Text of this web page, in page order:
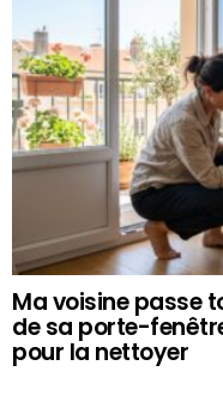
Ma voisine passe
de sa porte-
pour la nettoyer